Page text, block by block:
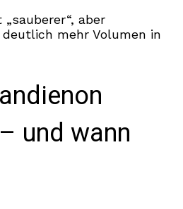
aber
mehr Volumen in
und wann